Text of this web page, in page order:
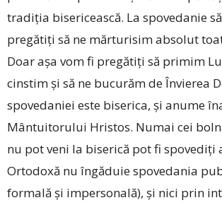
tradiția bisericească. La spovedanie
pregătiți să ne mărturisim absolut
Doar așa vom fi pregătiți să primim
cinstim și să ne bucurăm de Învierea
spovedaniei este biserica, și anume
Mântuitorului Hristos. Numai cei
nu pot veni la biserică pot fi spovediți
Ortodoxă nu îngăduie spovedania
formală și impersonală), și nici prin